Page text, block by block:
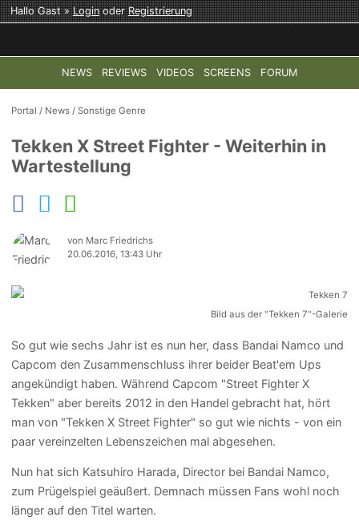
Hallo Gast »LoginoderRegistrierung
NEWS REVIEWS VIDEOS SCREENS FORUM
TOP-THEMEN: COD: MODERN WARFARE 4 HALO:
Portal / News /Sonstige Genre
Tekken X Street Fighter - Weiterhin in
Wartestellung
von Marc Friedrichs
20.06.2016, 13:43 Uhr
Bild aus der "Tekken 7"-Galerie
So gut wie sechs Jahr ist es nun her, dass Bandai Namco und
Capcom den Zusammenschluss ihrer beider Beat'em Ups
angekündigt haben. Während Capcom "Street Fighter X
Tekken" aber bereits 2012 in den Handel gebracht hat, hört
man von "Tekken X Street Fighter" so gut wie nichts - von ein
paar vereinzelten Lebenszeichen mal abgesehen.
Nun hat sich Katsuhiro Harada, Director bei Bandai Namco,
zum Prügelspiel geäußert. Demnach müssen Fans wohl noch
länger auf den Titel warten.